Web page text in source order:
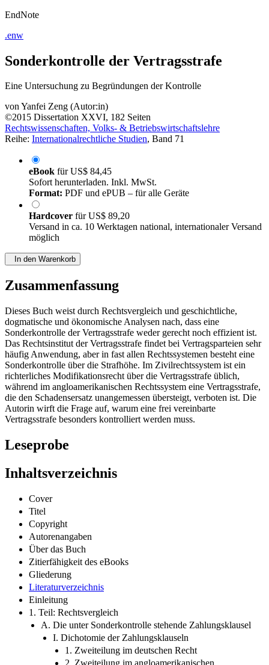
EndNote
.enw
Sonderkontrolle der Vertragsstrafe
Eine Untersuchung zu Begründungen der Kontrolle
vonYanfei Zeng (Autor:in)
©2015 Dissertation XXVI, 182 Seiten
Rechtswissenschaften, Volks- & Betriebswirtschaftslehre
Reihe: Internationalrechtliche Studien, Band 71
eBook fürUS$ 84,45
Sofort herunterladen. Inkl. MwSt.
Format: PDF und ePUB – für alle Geräte
Hardcover fürUS$ 89,20
Versand in ca. 10 Werktagen national, internationaler Versand
möglich
In den Warenkorb
Zusammenfassung
Dieses Buch weist durch Rechtsvergleich und geschichtliche,
dogmatische und ökonomische Analysen nach, dass eine
Sonderkontrolle der Vertragsstrafe weder gerecht noch effizient ist.
Das Rechtsinstitut der Vertragsstrafe findet bei Vertragsparteien sehr
häufig Anwendung, aber in fast allen Rechtssystemen besteht eine
Sonderkontrolle über die Strafhöhe. Im Zivilrechtssystem ist ein
richterliches Modifikationsrecht über die Vertragsstrafe üblich,
während im angloamerikanischen Rechtssystem eine Vertragsstrafe,
die den Schadensersatz unangemessen übersteigt, verboten ist. Die
Autorin wirft die Frage auf, warum eine frei vereinbarte
Vertragsstrafe besonders kontrolliert werden muss.
Leseprobe
Inhaltsverzeichnis
Cover
Titel
Copyright
Autorenangaben
Über das Buch
Zitierfähigkeit des eBooks
Gliederung
Literaturverzeichnis
Einleitung
1. Teil: Rechtsvergleich
A. Die unter Sonderkontrolle stehende Zahlungsklausel
I. Dichotomie der Zahlungsklauseln
1. Zweiteilung im deutschen Recht
2. Zweiteilung im angloamerikanischen